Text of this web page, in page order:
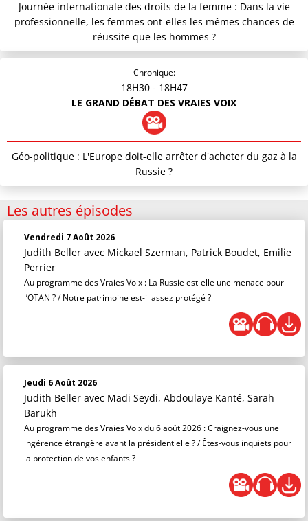
Journée internationale des droits de la femme : Dans la vie
professionnelle, les femmes ont-elles les mêmes chances de
réussite que les hommes ?
Chronique:
18H30 - 18H47
LE GRAND DÉBAT DES VRAIES VOIX
Géo-politique : L'Europe doit-elle arrêter d'acheter du gaz à la
Russie ?
Les autres épisodes
Vendredi 7 Août 2026
Judith Beller avec Mickael Szerman, Patrick Boudet, Emilie
Perrier
Au programme des Vraies Voix : La Russie est-elle une menace pour
l’OTAN ? / Notre patrimoine est-il assez protégé ?
Jeudi 6 Août 2026
Judith Beller avec Madi Seydi, Abdoulaye Kanté, Sarah
Barukh
Au programme des Vraies Voix du 6 août 2026 : Craignez-vous une
ingérence étrangère avant la présidentielle ? / Êtes-vous inquiets pour
la protection de vos enfants ?